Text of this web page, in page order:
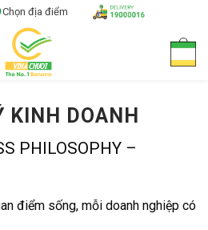
Chọn địa điểm
KINH DOANH
PHILOSOPHY –
điểm sống, mỗi doanh nghiệp có